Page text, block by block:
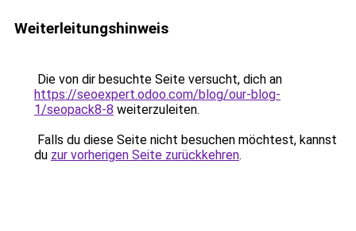
Weiterleitungshinweis
Die von dir besuchte Seite versucht, dich an
https://seoexpert.odoo.com/blog/our-blog-
1/seopack8-8 weiterzuleiten.
Falls du diese Seite nicht besuchen möchtest, kannst
du zur vorherigen Seite zurückkehren.